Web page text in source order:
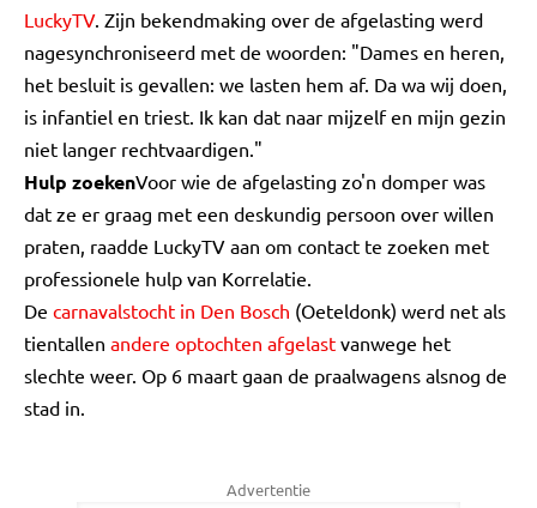
LuckyTV. Zijn bekendmaking over de afgelasting werd
nagesynchroniseerd met de woorden: "Dames en heren,
het besluit is gevallen: we lasten hem af. Da wa wij doen,
is infantiel en triest. Ik kan dat naar mijzelf en mijn gezin
niet langer rechtvaardigen."
Hulp zoekenVoor wie de afgelasting zo'n domper was
dat ze er graag met een deskundig persoon over willen
praten, raadde LuckyTV aan om contact te zoeken met
professionele hulp van Korrelatie.
De carnavalstocht in Den Bosch (Oeteldonk) werd net als
tientallen andere optochten afgelast vanwege het
slechte weer. Op 6 maart gaan de praalwagens alsnog de
stad in.
Advertentie